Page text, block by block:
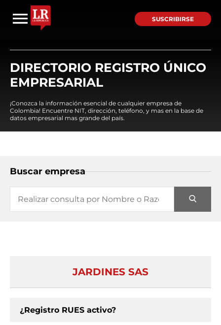
SUSCRIBIRSE
DIRECTORIO REGISTRO ÚNICO
EMPRESARIAL
¡Conozca la información esencial de cualquier empresa de
Colombia! Encuentre NIT, dirección, teléfono, y mas en la base de
datos empresarial mas grande del país.
Buscar empresa
JARDINES SAS
¿Registro RUES activo?